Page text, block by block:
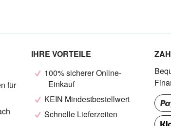
für
IHRE VORTEILE
100% sicherer Online-
Einkauf
KEIN Mindestbestellwert
Schnelle Lieferzeiten